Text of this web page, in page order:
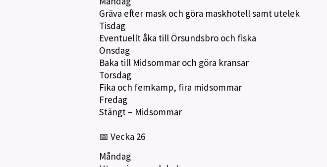
Gräva efter mask och göra maskhotell samt utelek
Tisdag
Eventuellt åka till Örsundsbro och fiska
Onsdag
Baka till Midsommar och göra kransar
Torsdag
Fika och femkamp, fira midsommar
Fredag
Stängt – Midsommar
📅 Vecka 26
Måndag